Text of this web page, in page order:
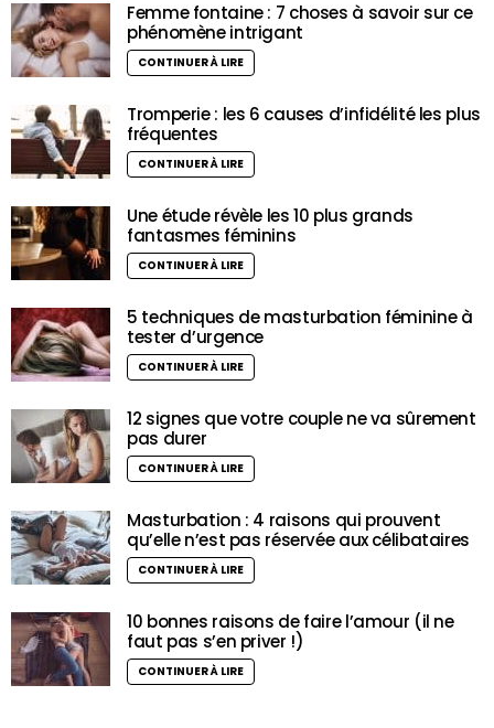
Femme fontaine : 7 choses à savoir sur ce
phénomène intrigant
CONTINUER À LIRE
Tromperie : les 6 causes d’infidélité les plus
fréquentes
CONTINUER À LIRE
Une étude révèle les 10 plus grands
fantasmes féminins
CONTINUER À LIRE
5 techniques de masturbation féminine à
tester d’urgence
CONTINUER À LIRE
12 signes que votre couple ne va sûrement
pas durer
CONTINUER À LIRE
Masturbation : 4 raisons qui prouvent
qu’elle n’est pas réservée aux célibataires
CONTINUER À LIRE
10 bonnes raisons de faire l’amour (il ne
faut pas s’en priver !)
CONTINUER À LIRE